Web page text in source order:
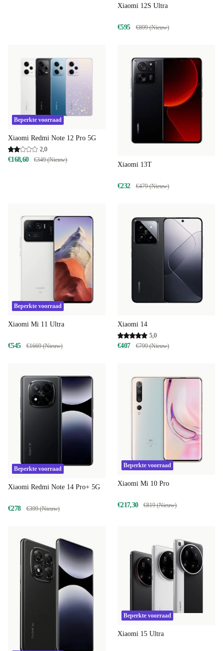
Xiaomi 12S Ultra
€595 €899 (Nieuw)
Beperkte voorraad
Xiaomi Redmi Note 12 Pro 5G
2,0
€168,60 €349 (Nieuw)
Xiaomi 13T
€232 €479 (Nieuw)
Beperkte voorraad
Xiaomi Mi 11 Ultra
€545 €1669 (Nieuw)
Xiaomi 14
5,0
€407 €799 (Nieuw)
Beperkte voorraad
Xiaomi Redmi Note 14 Pro+ 5G
€278 €399 (Nieuw)
Beperkte voorraad
Xiaomi Mi 10 Pro
€217,30 €819 (Nieuw)
Beperkte voorraad
Xiaomi 15 Ultra